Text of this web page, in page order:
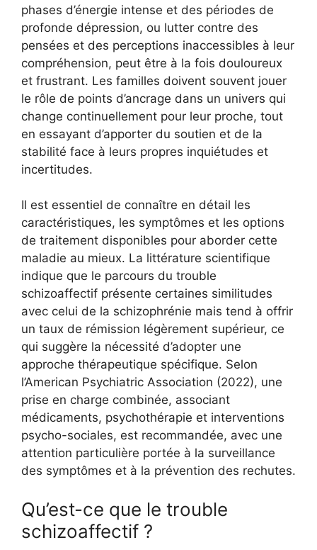
phases d’énergie intense et des périodes de
profonde dépression, ou lutter contre des
pensées et des perceptions inaccessibles à leur
compréhension, peut être à la fois douloureux
et frustrant. Les familles doivent souvent jouer
le rôle de points d’ancrage dans un univers qui
change continuellement pour leur proche, tout
en essayant d’apporter du soutien et de la
stabilité face à leurs propres inquiétudes et
incertitudes.
Il est essentiel de connaître en détail les
caractéristiques, les symptômes et les options
de traitement disponibles pour aborder cette
maladie au mieux. La littérature scientifique
indique que le parcours du trouble
schizoaffectif présente certaines similitudes
avec celui de la schizophrénie mais tend à offrir
un taux de rémission légèrement supérieur, ce
qui suggère la nécessité d’adopter une
approche thérapeutique spécifique. Selon
l’American Psychiatric Association (2022), une
prise en charge combinée, associant
médicaments, psychothérapie et interventions
psycho-sociales, est recommandée, avec une
attention particulière portée à la surveillance
des symptômes et à la prévention des rechutes.
Qu’est-ce que le trouble
schizoaffectif ?